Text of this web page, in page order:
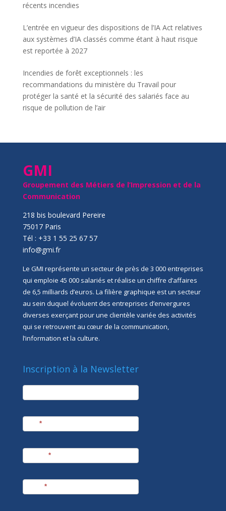
récents incendies
L’entrée en vigueur des dispositions de l’IA Act relatives
aux systèmes d’IA classés comme étant à haut risque
est reportée à 2027
Incendies de forêt exceptionnels : les
recommandations du ministère du Travail pour
protéger la santé et la sécurité des salariés face au
risque de pollution de l’air
GMI
Groupement des Métiers de l’Impression et de la
Communication
218 bis boulevard Pereire
75017 Paris
Tél : +33 1 55 25 67 57
info@gmi.fr
Le GMI représente un secteur de près de 3 000 entreprises
qui emploie 45 000 salariés et réalise un chiffre d’affaires
de 6,5 milliards d’euros. La filière graphique est un secteur
au sein duquel évoluent des entreprises d’envergures
diverses exerçant pour une clientèle variée des activités
qui se retrouvent au cœur de la communication,
l’information et la culture.
Inscription à la Newsletter
newsletter
*
*
*